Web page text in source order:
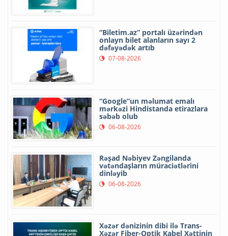
“Biletim.az” portalı üzərindən
onlayn bilet alanların sayı 2
dəfəyədək artıb
07-08-2026
“Google”un məlumat emalı
mərkəzi Hindistanda etirazlara
səbəb olub
06-08-2026
Rəşad Nəbiyev Zəngilanda
vətəndaşların müraciətlərini
dinləyib
06-08-2026
Xəzər dənizinin dibi ilə Trans-
Xəzər Fiber-Optik Kabel Xəttinin